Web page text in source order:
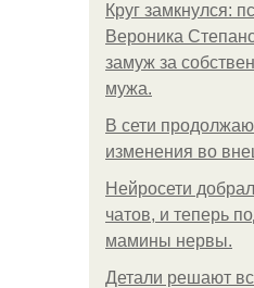
Круг замкнулся:
Вероника
замуж за
мужа.
В сети
изменения во
Нейросети
чатов, и теперь
мамины нервы.
Детали решают